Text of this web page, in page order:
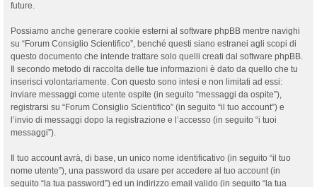
future.
Possiamo anche generare cookie esterni al software phpBB mentre navighi
su “Forum Consiglio Scientifico”, benché questi siano estranei agli scopi di
questo documento che intende trattare solo quelli creati dal software phpBB.
Il secondo metodo di raccolta delle tue informazioni è dato da quello che tu
inserisci volontariamente. Con questo sono intesi e non limitati ad essi:
inviare messaggi come utente ospite (in seguito “messaggi da ospite”),
registrarsi su “Forum Consiglio Scientifico” (in seguito “il tuo account”) e
l’invio di messaggi dopo la registrazione e l’accesso (in seguito “i tuoi
messaggi”).
Il tuo account avrà, di base, un unico nome identificativo (in seguito “il tuo
nome utente”), una password da usare per accedere al tuo account (in
seguito “la tua password”) ed un indirizzo email valido (in seguito “la tua